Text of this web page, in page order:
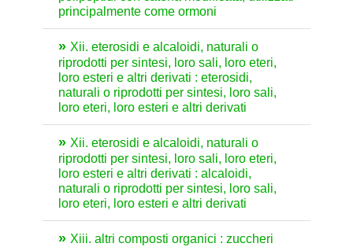
principalmente come ormoni
Xii. eterosidi e alcaloidi, naturali o
riprodotti per sintesi, loro sali, loro eteri,
loro esteri e altri derivati : eterosidi,
naturali o riprodotti per sintesi, loro sali,
loro eteri, loro esteri e altri derivati
Xii. eterosidi e alcaloidi, naturali o
riprodotti per sintesi, loro sali, loro eteri,
loro esteri e altri derivati : alcaloidi,
naturali o riprodotti per sintesi, loro sali,
loro eteri, loro esteri e altri derivati
Xiii. altri composti organici : zuccheri